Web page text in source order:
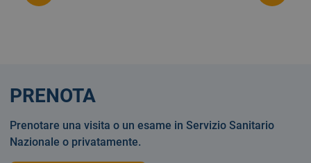
PRENOTA
Prenotare una visita o un esame in Servizio Sanitario
Nazionale o privatamente.